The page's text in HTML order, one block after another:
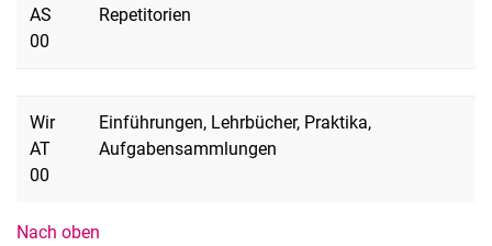
AS
00
Repetitorien
Wir
AT
00
Einführungen, Lehrbücher, Praktika,
Aufgabensammlungen
Nach oben